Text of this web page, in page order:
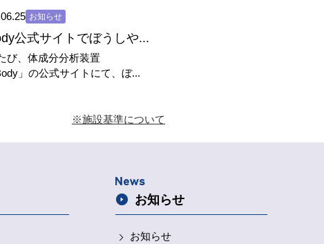
お知らせ
公式サイトでぼうしや...
び、体成分分析装置
」の公式サイトにて、ぼ...
※施設基準について
お知らせ
お知らせ